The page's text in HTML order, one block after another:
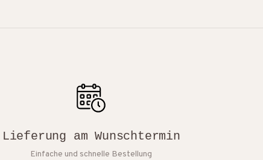
Lieferung am Wunschtermin
Einfache und schnelle Bestellung